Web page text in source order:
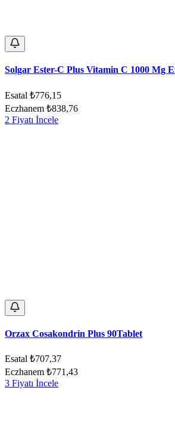
Solgar Ester-C Plus Vitamin C 1000 Mg
Esatal ₺776,15
Eczhanem ₺838,76
2 Fiyatı İncele
Orzax Cosakondrin Plus 90Tablet
Esatal ₺707,37
Eczhanem ₺771,43
3 Fiyatı İncele